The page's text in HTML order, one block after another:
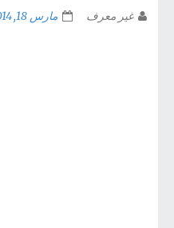
غير معرف مارس 18, 2014